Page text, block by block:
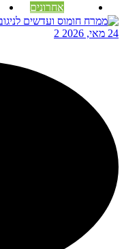
אחרונים
24 מאי, 2026 2